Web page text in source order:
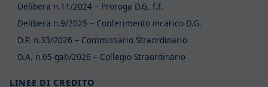
Delibera n.11/2024 – Proroga D.G. f.f.
Delibera n.9/2025 – Conferimento incarico D.G.
D.P. n.33/2026 – Commissario Straordinario
D.A. n.05-gab/2026 – Collegio Straordinario
LINEE DI CREDITO